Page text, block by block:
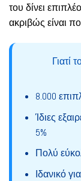
του δίνει
ακριβώς είναι
Γιατί
8.000
Ίδιες
5%
Πολύ
Ιδανικό